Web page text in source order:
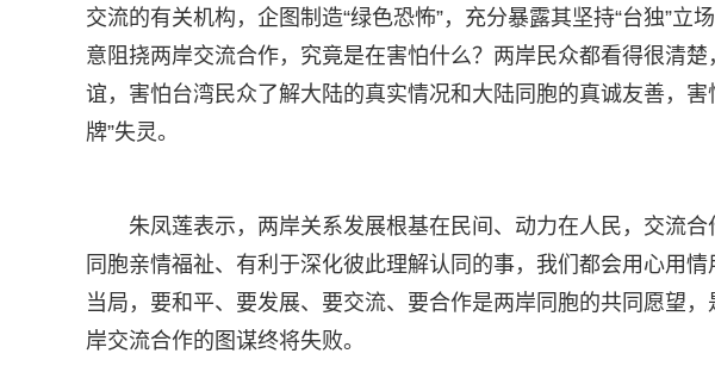
交流的有关机构，企图制造“绿色恐怖”，充分暴露其坚持“台独”
意阻挠两岸交流合作，究竟是在害怕什么？两岸民众都看得很清
谊，害怕台湾民众了解大陆的真实情况和大陆同胞的真诚友善，
牌”失灵。
朱凤莲表示，两岸关系发展根基在民间、动力在人民，交流
同胞亲情福祉、有利于深化彼此理解认同的事，我们都会用心用
当局，要和平、要发展、要交流、要合作是两岸同胞的共同愿望
岸交流合作的图谋终将失败。